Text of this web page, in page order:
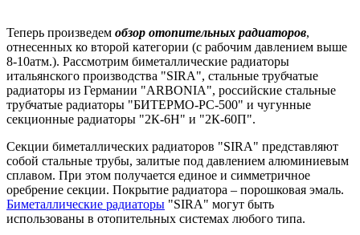
Теперь произведем обзор отопительных радиаторов,
отнесенных ко второй категории (с рабочим давлением выше
8-10атм.). Рассмотрим биметаллические радиаторы
итальянского производства "SIRА", стальные трубчатые
радиаторы из Германии "ARBONIA", российские стальные
трубчатые радиаторы "БИТЕРМО-РС-500" и чугунные
секционные радиаторы "2К-6Н" и "2К-60П".
Секции биметаллических радиаторов "SIRА" представляют
собой стальные трубы, залитые под давлением алюминиевым
сплавом. При этом получается единое и симметричное
оребрение секции. Покрытие радиатора – порошковая эмаль.
Биметаллические радиаторы "SIRA" могут быть
использованы в отопительных системах любого типа.